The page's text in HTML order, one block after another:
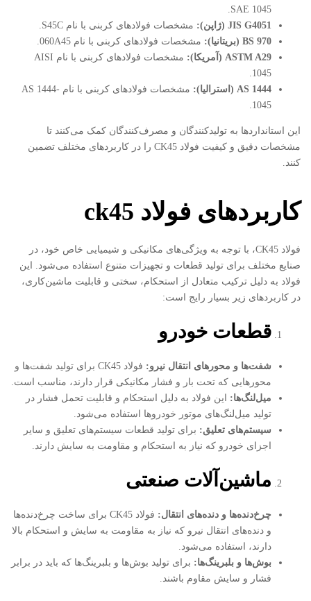
SAE 1045.
JIS G4051 ( ژاپن): مشخصات فولادهای کربنی با نام S45C.
BS 970 ( بریتانیا): مشخصات فولادهای کربنی با نام 060A45.
ASTM A29 (
آمریکا):
مشخصات فولادهای کربنی با نام AISI
1045.
AS 1444 (
استرالیا):
مشخصات فولادهای کربنی با نام AS 1444-
1045.
این استانداردها به تولیدکنندگان و مصرف‌کنندگان کمک می‌کنند تا
مشخصات دقیق و کیفیت فولاد CK45 را در کاربردهای مختلف تضمین
کنند.
کاربردهای فولاد ck45
فولاد CK45، با توجه به ویژگی‌های مکانیکی و شیمیایی خاص خود، در
صنایع مختلف برای تولید قطعات و تجهیزات متنوع استفاده می‌شود. این
فولاد به دلیل ترکیب متعادل از استحکام، سختی و قابلیت ماشین‌کاری،
در کاربردهای زیر بسیار رایج است:
قطعات خودرو
شفت‌ها و محورهای انتقال نیرو:
فولاد CK45 برای تولید شفت‌ها و
محورهایی که تحت بار و فشار مکانیکی قرار دارند، مناسب است.
میل‌لنگ‌ها: این فولاد به دلیل استحکام و قابلیت تحمل فشار در
تولید میل‌لنگ‌های موتور خودروها استفاده می‌شود.
سیستم‌های تعلیق: برای تولید قطعات سیستم‌های تعلیق و سایر
اجزای خودرو که نیاز به استحکام و مقاومت به سایش دارند.
ماشین‌آلات صنعتی
چرخ‌دنده‌ها و دنده‌های انتقال:
فولاد CK45 برای ساخت چرخ‌دنده‌ها
و دنده‌های انتقال نیرو که نیاز به مقاومت به سایش و استحکام بالا
دارند، استفاده می‌شود.
بوش‌ها و بلبرینگ‌ها: برای تولید بوش‌ها و بلبرینگ‌ها که باید در برابر
فشار و سایش مقاوم باشند.